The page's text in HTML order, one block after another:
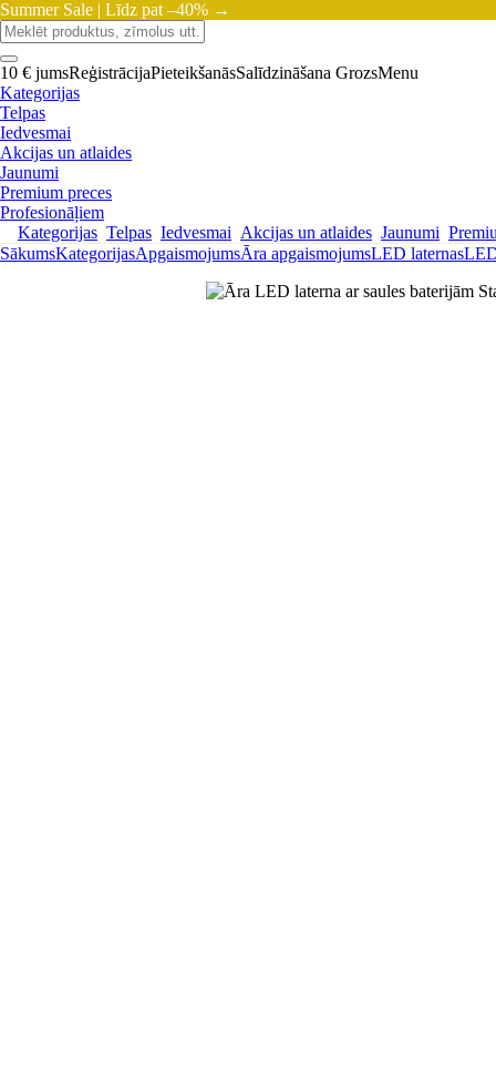
Summer Sale | Līdz pat –40% →
10 € jumsReģistrācijaPieteikšanāsSalīdzināšana GrozsMenu
Kategorijas
Telpas
Iedvesmai
Akcijas un atlaides
Jaunumi
Premium preces
Profesionāļiem
Kategorijas Telpas Iedvesmai Akcijas un atlaides Jaunumi
SākumsKategorijasApgaismojumsĀra apgaismojumsLED laternas